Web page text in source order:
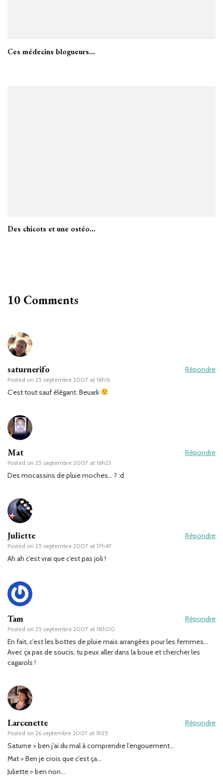
Ces médecins blogueurs…
Des chicots et une ostéo…
10 Comments
saturnerifo
Posted on 25 septembre 2007 at 16h16
Répondre
C’est tout sauf élégant. Beuark
Mat
Posted on 25 septembre 2007 at 16h23
Répondre
Des mocassins de pluie moches… ? :d
Juliette
Posted on 25 septembre 2007 at 17h47
Répondre
Ah ah c’est vrai que c’est pas joli !
Tam
Posted on 25 septembre 2007 at 18h00
Répondre
En fait, c’est les bottes de pluie mais arrangées pour les femmes…
Avec ça pas de soucis, tu peux aller dans la boue et chercher les
cagarols !
Larcenette
Posted on 26 septembre 2007 at 1h25
Répondre
Saturne > ben j’ai du mal à comprendre l’engouement…
Mat > Ben je crois que c’est ça…
Juliette > ben non…